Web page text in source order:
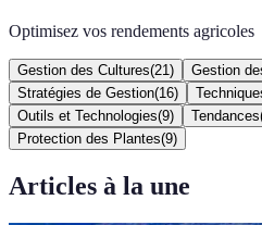
Optimisez vos rendements agricoles
Gestion des Cultures(21 ) Gestion
Stratégies de Gestion(16)
Outils et Technologies(9) Tendances
Protection des Plantes(9)
Articles à la une